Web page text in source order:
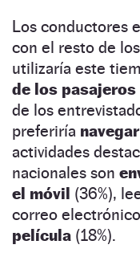
Los conductores
con el resto de
utilizaría este
de los pasajeros
de los
preferiría
actividades
nacionales son
el móvil (36%),
correo electrónico
película (18%).